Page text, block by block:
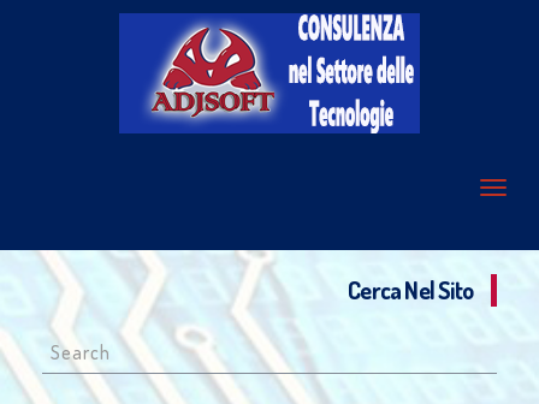
Cerca Nel Sito
Search
for: